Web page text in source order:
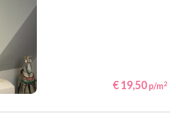
(64)
(13) € 19,50 p/m2